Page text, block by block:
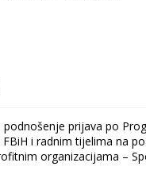
podnošenje prijava po
i radnim tijelima na
organizacijama –